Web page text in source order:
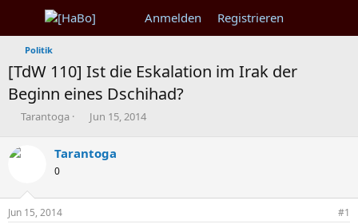
Anmelden Registrieren
Politik
[TdW 110] Ist die Eskalation im Irak der
Beginn eines Dschihad?
T
m
s
t
Tarantoga
B
i
d
Jun 15, 2014
Tarantoga
0
Jun 15, 2014 #1